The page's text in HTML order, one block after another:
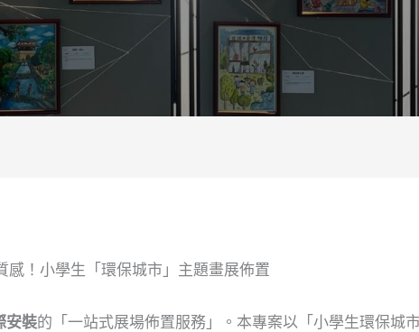
感！小學生「環保城市」主題畫展佈置
安裝的「一站式展場佈置服務」。本專案以「小學生環保城